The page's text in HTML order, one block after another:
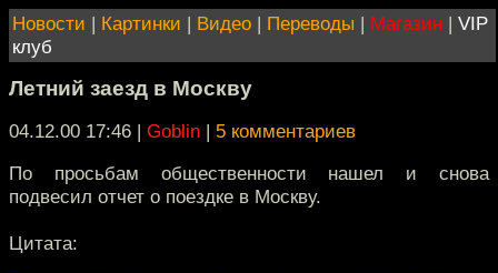
Новости | Картинки | Видео | Переводы | Магазин | VIP
клуб
Летний заезд в Москву
04.12.00 17:46 | Goblin | 5 комментариев
По просьбам общественности нашел и снова
подвесил отчет о поездке в Москву.
Цитата: